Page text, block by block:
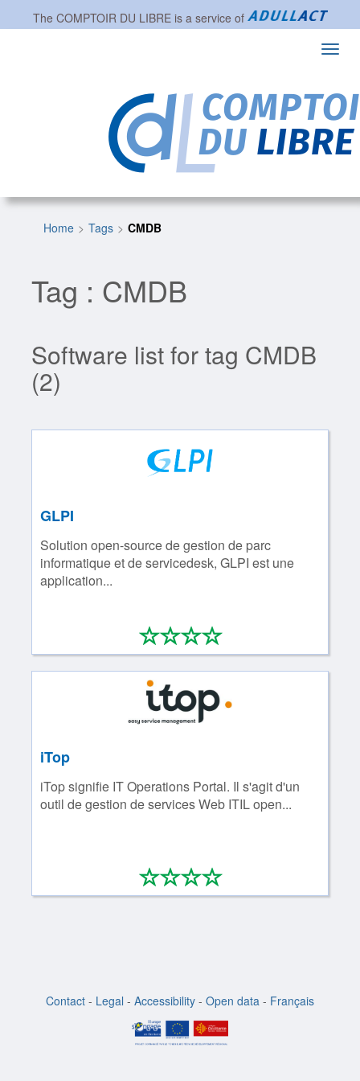
The COMPTOIR DU LIBREis a service of
Home Tags CMDB
Tag : CMDB
Software list for tag CMDB
(2)
GLPI
Solution open-­source de gestion de parc
informatique et de servicedesk, GLPI est une
application...
****
0/4
iTop
iTop signifie IT Operations Portal. Il s'agit d'un
outil de gestion de services Web ITIL open...
****
0/4
Contact - Legal - Accessibility - Open data - Français